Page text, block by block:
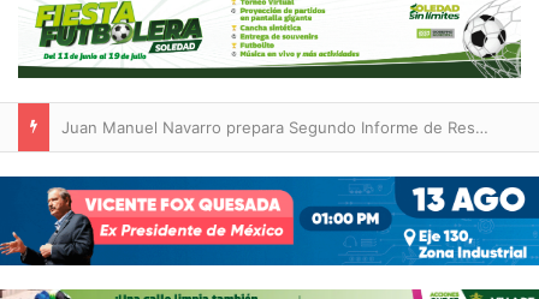
Juan Manuel Navarro prepara Segundo Informe de Resultados del Ayuntamiento de Soledad